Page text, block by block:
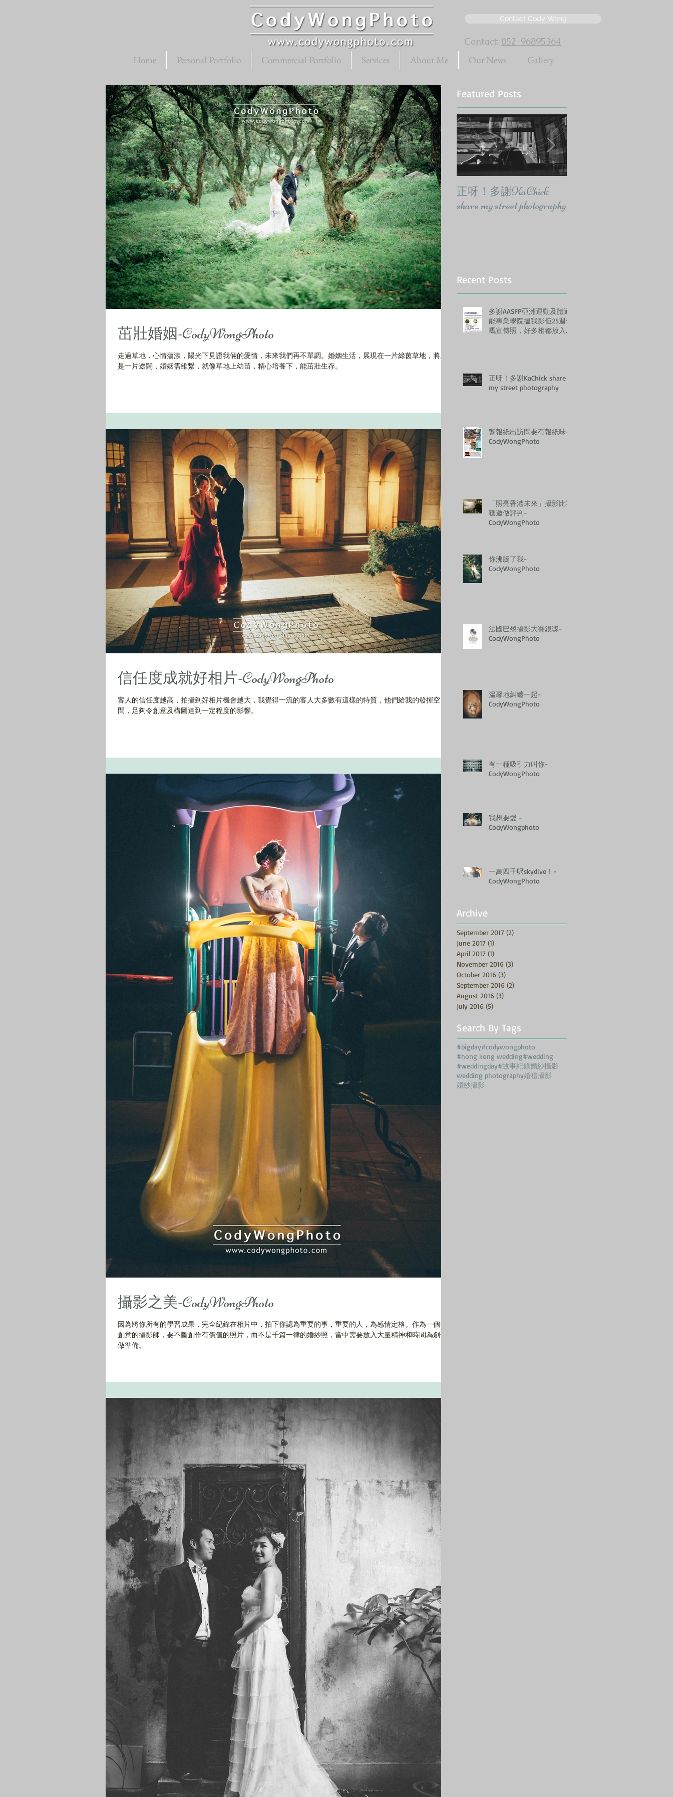
Contact Cody Wong
Contact: 852-96895364
Home Personal Portfolio Commercial Portfolio Services About Me Our News Gallery
茁壯婚姻-CodyWongPhoto
走過草地，心情蕩漾，陽光下見證我倆的愛情，未來我們再不單調。婚姻生活，展現在一片綠茵草地，將來
是一片遼闊，婚姻需維繋，就像草地上幼苗，精心培養下，能茁壯生存。
信任度成就好相片-CodyWongPhoto
客人的信任度越高，拍攝到好相片機會越大，我覺得一流的客人大多數有這樣的特質，他們給我的發揮空
間，足夠令創意及構圖達到一定程度的影響。
攝影之美-CodyWongPhoto
因為將你所有的學習成果，完全紀錄在相片中，拍下你認為重要的事，重要的人，為感情定格。作為一個有
創意的攝影師，要不斷創作有價值的照片，而不是千篇一律的婚紗照，當中需要放入大量精神和時間為創作
做準備。
Featured Posts
正呀！多謝KaChick
share my street photography
Recent Posts
多謝AASFP亞洲運動及體適
能專業學院搵我影佢25週年
嘅宣傳照，好多相都放入左
正呀！多謝KaChick share
my street photography
響報紙出訪問要有報紙味-
CodyWongPhoto
「照亮香港未來」攝影比賽
獲邀做評判-
CodyWongPhoto
你沸騰了我-
CodyWongPhoto
法國巴黎攝影大賽銀獎-
CodyWongPhoto
溫馨地糾纏一起-
CodyWongPhoto
有一種吸引力叫你-
CodyWongPhoto
我想要愛 -
CodyWongphoto
一萬四千呎skydive！-
CodyWongPhoto
Archive
September 2017 (2)
June 2017 (1)
April 2017 (1)
November 2016 (3)
October 2016 (3)
September 2016 (2)
August 2016 (3)
July 2016 (5)
Search By Tags
#bigday#codywongphoto
#hong kong wedding#wedding
#weddingday#故事紀錄婚紗攝影
wedding photography婚禮攝影
婚紗攝影